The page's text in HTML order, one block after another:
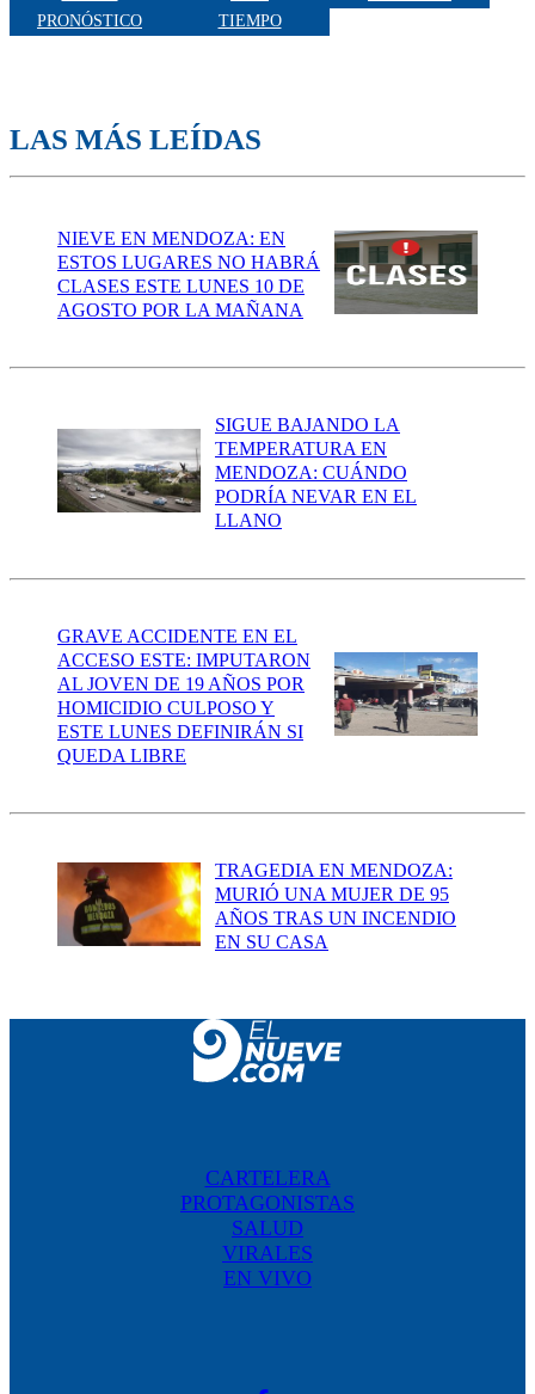
PRONÓSTICO
TIEMPO
LAS MÁS LEÍDAS
NIEVE EN MENDOZA: EN
ESTOS LUGARES NO HABRÁ
CLASES ESTE LUNES 10 DE
AGOSTO POR LA MAÑANA
SIGUE BAJANDO LA
TEMPERATURA EN
MENDOZA: CUÁNDO
PODRÍA NEVAR EN EL
LLANO
GRAVE ACCIDENTE EN EL
ACCESO ESTE: IMPUTARON
AL JOVEN DE 19 AÑOS POR
HOMICIDIO CULPOSO Y
ESTE LUNES DEFINIRÁN SI
QUEDA LIBRE
TRAGEDIA EN MENDOZA:
MURIÓ UNA MUJER DE 95
AÑOS TRAS UN INCENDIO
EN SU CASA
CARTELERA
PROTAGONISTAS
SALUD
VIRALES
EN VIVO